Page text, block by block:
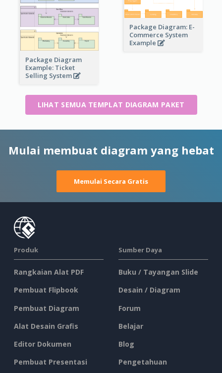
Package Diagram: E-
Commerce System
Example
Package Diagram
Example: Ticket
Selling System
LIHAT SEMUA TEMPLAT DIAGRAM PAKET
Mulai membuat diagram yang hebat
Memulai Secara Gratis
Produk
Rangkaian Alat PDF
Pembuat Flipbook
Pembuat Diagram
Alat Desain Grafis
Editor Dokumen
Pembuat Presentasi
Sumber Daya
Buku / Tayangan Slide
Desain / Diagram
Forum
Belajar
Blog
Pengetahuan